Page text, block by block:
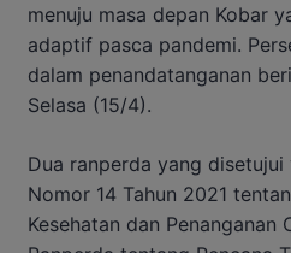
menuju masa depan Kobar
adaptif pasca pandemi.
dalam penandatanganan
Selasa (15/4).
Dua ranperda yang
Nomor 14 Tahun 2021
Kesehatan dan Penanganan